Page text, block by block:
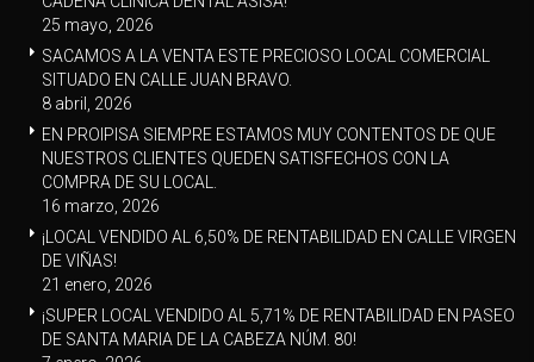
25 mayo, 2026
SACAMOS A LA VENTA ESTE PRECIOSO LOCAL COMERCIAL
SITUADO EN CALLE JUAN BRAVO.
8 abril, 2026
EN PROIPISA SIEMPRE ESTAMOS MUY CONTENTOS DE QUE
NUESTROS CLIENTES QUEDEN SATISFECHOS CON LA
COMPRA DE SU LOCAL.
16 marzo, 2026
¡LOCAL VENDIDO AL 6,50% DE RENTABILIDAD EN CALLE VIRGEN
DE VIÑAS!
21 enero, 2026
¡SUPER LOCAL VENDIDO AL 5,71% DE RENTABILIDAD EN PASEO
DE SANTA MARIA DE LA CABEZA NÚM. 80!